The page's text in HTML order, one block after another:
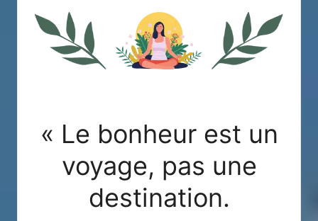
« Le bonheur est un
voyage, pas une
destination.